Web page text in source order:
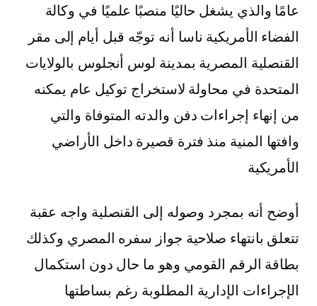
عامًا والذي يشغل حاليًا منصبًا علميًا في وكالة
الفضاء الأمريكية ناسا أنه توجّه قبل أيام إلى مقر
القنصلية المصرية بمدينة لوس أنجلوس بالولايات
المتحدة في محاولة لاستخراج توكيل عام يمكنه
من إنهاء إجراءات دفن والدته المتوفاة والتي
وافتها المنية منذ فترة قصيرة داخل الأراضي
الأمريكية
أوضح أنه بمجرد وصوله إلى القنصلية واجه عقبة
تتعلق بانتهاء صلاحية جواز سفره المصري وكذلك
بطاقة الرقم القومي وهو ما حال دون استكمال
الإجراءات الإدارية المطلوبة رغم بساطتها